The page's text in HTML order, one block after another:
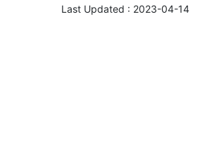
Last Updated : 2023-04-14